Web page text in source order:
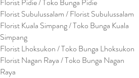
Florist Subulussalam / Florist Subulussalam
Florist Kuala Simpang / Toko Bunga Kuala
Simpang
Florist Lhoksukon / Toko Bunga Lhoksukon
Florist Nagan Raya / Toko Bunga Nagan
Raya